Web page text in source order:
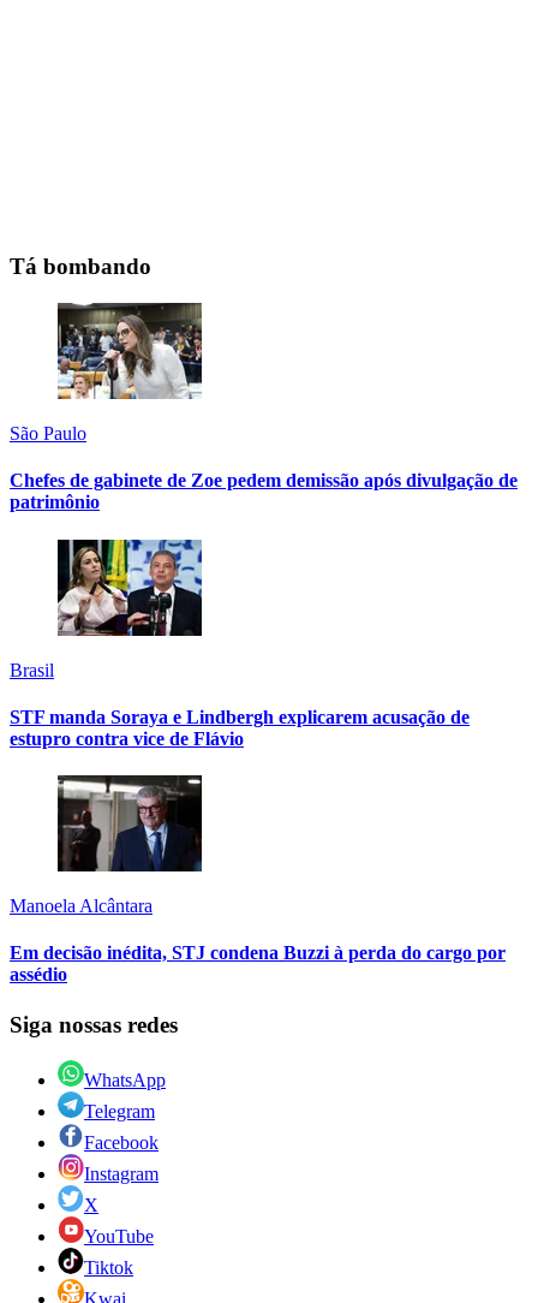
Tá bombando
São Paulo
Chefes de gabinete de Zoe pedem demissão após divulgação de
patrimônio
Brasil
STF manda Soraya e Lindbergh explicarem acusação de
estupro contra vice de Flávio
Manoela Alcântara
Em decisão inédita, STJ condena Buzzi à perda do cargo por
assédio
Siga nossas redes
WhatsApp
Telegram
Facebook
Instagram
X
YouTube
Tiktok